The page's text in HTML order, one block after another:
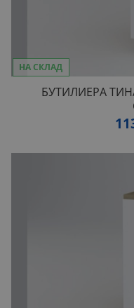
НА СКЛАД
БУТИЛИЕРА